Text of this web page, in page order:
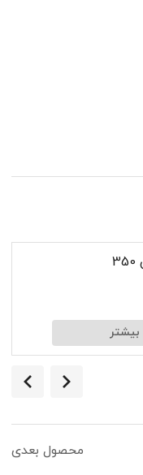
بیشتر
محصول بعدی